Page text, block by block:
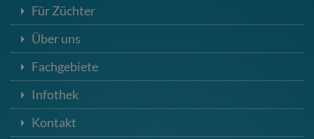
Für Züchter
Über uns
Fachgebiete
Infothek
Kontakt